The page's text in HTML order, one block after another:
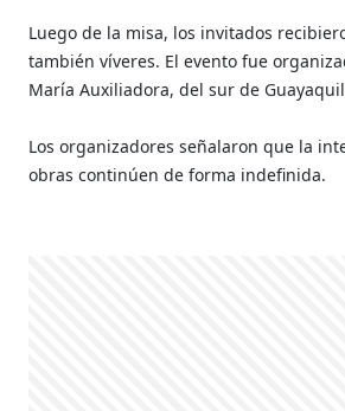
Luego de la misa, los invitados
también víveres. El evento fue
María Auxiliadora, del sur de
Los organizadores señalaron que la
obras continúen de forma indefinida.